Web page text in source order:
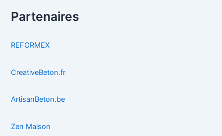
Partenaires
REFORMEX
CreativeBeton.fr
ArtisanBeton.be
Zen Maison